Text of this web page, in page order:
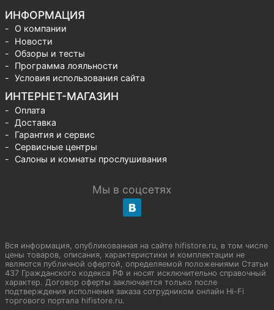
ИНФОРМАЦИЯ
О компании
Новости
Обзоры и тесты
Программа лояльности
Условия использования сайта
ИНТЕРНЕТ-МАГАЗИН
Оплата
Доставка
Гарантия и сервис
Сервисные центры
Салоны и комнаты прослушивания
Мы в соцсетях
Вся информация, опубликованная на сайте hifistore.ru, в том числе
цены товаров, описания, характеристики и комплектации не
являются публичной офертой, определяемой положениями Статьи
437 Гражданского кодекса РФ и носят исключительно справочный
характер. Договор оферты заключается только после
подтверждения исполнения заказа сотрудником онлайн Hi-Fi
торгового портала hifistore.ru.